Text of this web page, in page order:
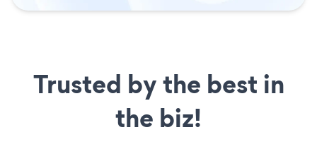
Trusted by the best in
the biz!